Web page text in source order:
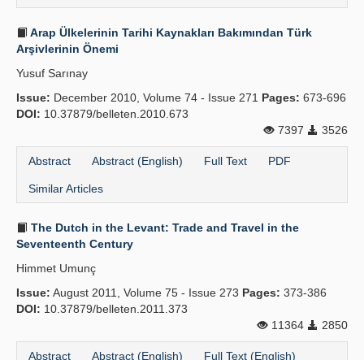
Arap Ülkelerinin Tarihi Kaynakları Bakımından Türk
Arşivlerinin Önemi
Yusuf Sarınay
Issue: December 2010, Volume 74 - Issue 271 Pages: 673-696
DOI: 10.37879/belleten.2010.673
7397
3526
Abstract Abstract (English) Full Text PDF
Similar Articles
The Dutch in the Levant: Trade and Travel in the
Seventeenth Century
Himmet Umunç
Issue: August 2011, Volume 75 - Issue 273 Pages: 373-386
DOI: 10.37879/belleten.2011.373
11364
2850
Abstract Abstract (English) Full Text (English)